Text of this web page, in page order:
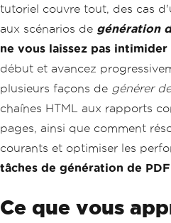
tutoriel couvre tout, des cas
aux scénarios de génération
ne vous laissez pas intimider
début et avancez
plusieurs façons de générer
chaînes HTML aux rapports
pages, ainsi que comment
courants et optimiser les
tâches de génération de PDF
Ce que vous